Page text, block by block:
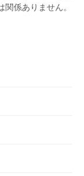
係ありません。